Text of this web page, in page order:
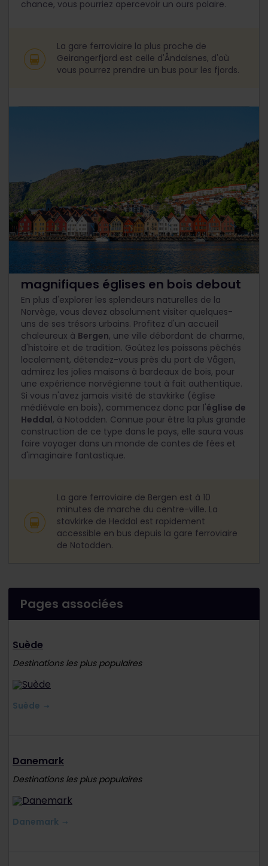
chance, vous pourriez apercevoir un ours polaire.
La gare ferroviaire la plus proche de
Geirangerfjord est celle d'Åndalsnes, d'où
vous pourrez prendre un bus pour les fjords.
Des villes pittoresques et de
magnifiques églises en bois debout
En plus d'explorer les splendeurs naturelles de la
Norvège, vous devez absolument visiter quelques-
uns de ses trésors urbains. Profitez d'un accueil
chaleureux à Bergen, une ville débordant de charme,
d'histoire et de tradition. Goûtez les poissons pêchés
localement, détendez-vous près du port de Vågen,
admirez les jolies maisons à bardeaux de bois, pour
une expérience norvégienne tout à fait authentique.
Si vous n'avez jamais visité de stavkirke (église
médiévale en bois), commencez donc par l'église de
Heddal, à Notodden. Connue pour être la plus grande
construction de ce type dans le pays, elle saura vous
faire voyager dans un monde de contes de fées et
d'imaginaire fantastique.
La gare ferroviaire de Bergen est à 10
minutes de marche du centre-ville. La
stavkirke de Heddal est rapidement
accessible en bus depuis la gare ferroviaire
de Notodden.
Pages associées
Suède
Destinations les plus populaires
Suède
Danemark
Destinations les plus populaires
Danemark